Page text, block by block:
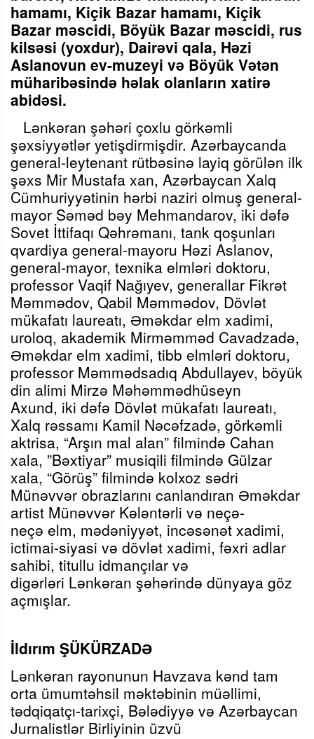
hamamı, Kiçik Bazar hamamı, Kiçik
Bazar məscidi, Böyük Bazar məscidi, rus
kilsəsi (yoxdur), Dairəvi qala, Həzi
Aslanovun ev-muzeyi və Böyük Vətən
müharibəsində həlak olanların xatirə
abidəsi.
Lənkəran şəhəri çoxlu görkəmli
şəxsiyyətlər yetişdirmişdir. Azərbaycanda
general-leytenant rütbəsinə layiq görülən ilk
şəxs Mir Mustafa xan, Azərbaycan Xalq
Cümhuriyyətinin hərbi naziri olmuş general-
mayor Səməd bəy Mehmandarov, iki dəfə
Sovet İttifaqı Qəhrəmanı, tank qoşunları
qvardiya general-mayoru Həzi Aslanov,
general-mayor, texnika elmləri doktoru,
professor Vaqif Nağıyev, generallar Fikrət
Məmmədov, Qabil Məmmədov, Dövlət
mükafatı laureatı, Əməkdar elm xadimi,
uroloq, akademik Mirməmməd Cavadzadə,
Əməkdar elm xadimi, tibb elmləri doktoru,
professor Məmmədsadıq Abdullayev, böyük
din alimi Mirzə Məhəmmədhüseyn
Axund, iki dəfə Dövlət mükafatı laureatı,
Xalq rəssamı Kamil Nəcəfzadə, görkəmli
aktrisa, “Arşın mal alan” filmində Cahan
xala, ”Bəxtiyar” musiqili filmində Gülzar
xala, “Görüş” filmində kolxoz sədri
Münəvvər obrazlarını canlandıran Əməkdar
artist Münəvvər Kələntərli və neçə-
neçə elm, mədəniyyət, incəsənət xadimi,
ictimai-siyasi və dövlət xadimi, fəxri adlar
sahibi, titullu idmançılar və
digərləri Lənkəran şəhərində dünyaya göz
açmışlar.
İldırım ŞÜKÜRZADƏ
Lənkəran rayonunun Havzava kənd tam
orta ümumtəhsil məktəbinin müəllimi,
tədqiqatçı-tarixçi, Bələdiyyə və Azərbaycan
Jurnalistlər Birliyinin üzvü